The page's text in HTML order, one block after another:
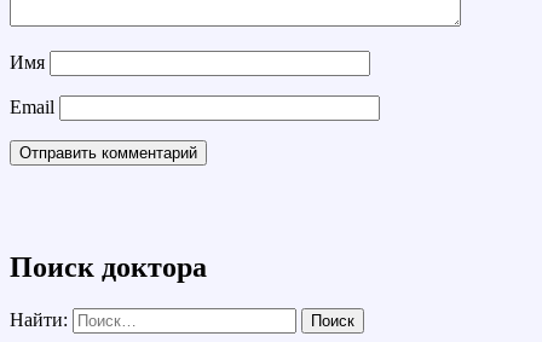
Имя
Email
Поиск доктора
Найти: